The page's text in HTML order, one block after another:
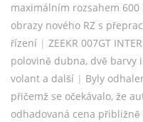
maximálním rozsahem 600
obrazy nového RZ s
řízení | ZEEKR 007GT
polovině dubna, dvě barvy
volant a další | Byly
přičemž se očekávalo, že
odhadovaná cena přibližně